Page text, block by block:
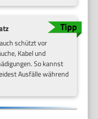
schützt vor
Kabel und
So kannst
Ausfälle während